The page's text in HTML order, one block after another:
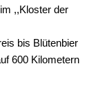
,,Kloster der
bis Blütenbier
600 Kilometern